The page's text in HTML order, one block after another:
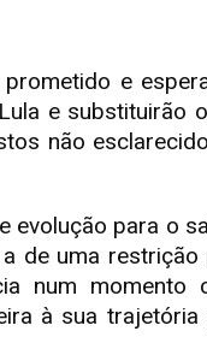
e
e substituirão
não
evolução para o
de uma restrição
num momento
à sua